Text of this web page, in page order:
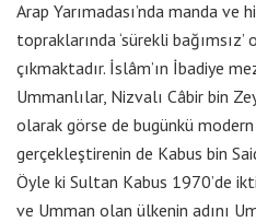
Arap Yarımadası’nda manda ve
topraklarında ‘sürekli
çıkmaktadır. İslâm’ın İbadiye
Ummanlılar, Nizvalı Câbir bin
olarak görse de bugünkü modern
gerçekleştirenin de Kabus bin
Öyle ki Sultan Kabus 1970’de
ve Umman olan ülkenin adını